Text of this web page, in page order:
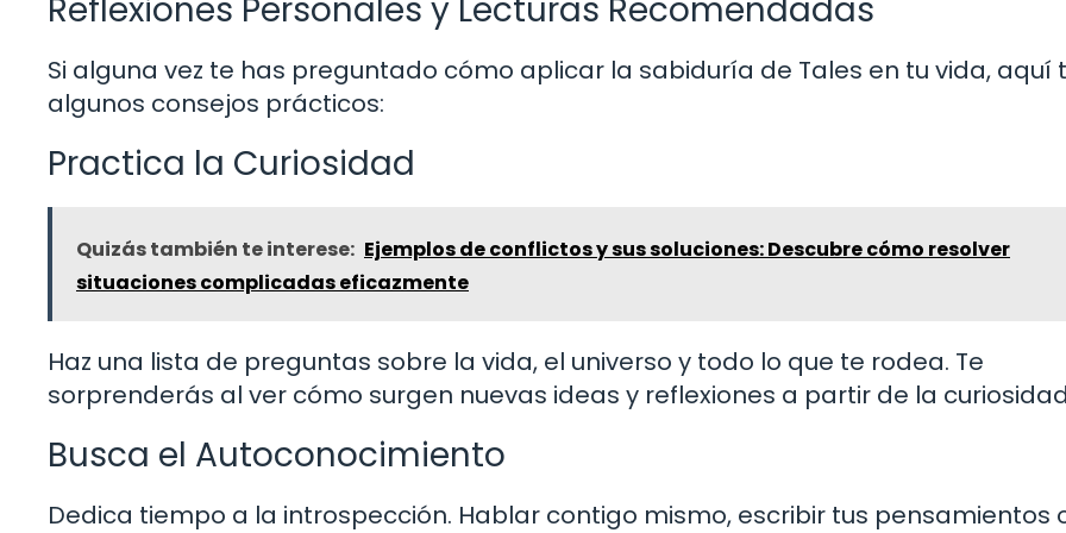
Reflexiones Personales y Lecturas Recomendadas
Si alguna vez te has preguntado cómo aplicar la sabiduría de Tales en tu vida, aquí
algunos consejos prácticos:
Practica la Curiosidad
Quizás también te interese: Ejemplos de conflictos y sus soluciones: Descubre cómo resolver
situaciones complicadas eficazmente
Haz una lista de preguntas sobre la vida, el universo y todo lo que te rodea. Te
sorprenderás al ver cómo surgen nuevas ideas y reflexiones a partir de la
Busca el Autoconocimiento
Dedica tiempo a la introspección. Hablar contigo mismo, escribir tus pensamientos